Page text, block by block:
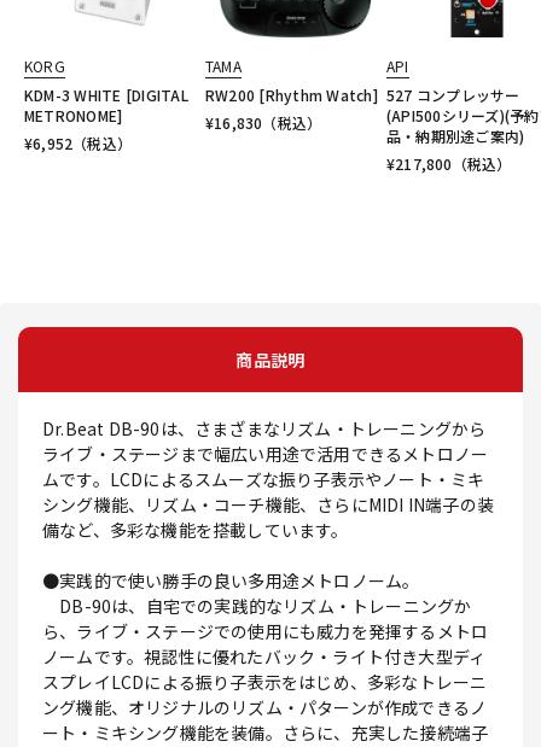
KORG
KDM-3 WHITE [DIGITAL
METRONOME]
¥6,952 （税込）
TAMA
RW200 [Rhythm Watch]
¥16,830 （税込）
API
527 コンプレッサー
(API500シリーズ)(予
品・納期別途ご案内)
¥217,800 （税込）
商品説明
Dr.Beat DB-90は、さまざまなリズム・トレーニングから
ライブ・ステージまで幅広い用途で活用できるメトロノー
ムです。LCDによるスムーズな振り子表示やノート・ミキ
シング機能、リズム・コーチ機能、さらにMIDI IN端子の装
備など、多彩な機能を搭載しています。
●実践的で使い勝手の良い多用途メトロノーム。
DB-90は、自宅での実践的なリズム・トレーニングか
ら、ライブ・ステージでの使用にも威力を発揮するメトロ
ノームです。視認性に優れたバック・ライト付き大型ディ
スプレイLCDによる振り子表示をはじめ、多彩なトレーニ
ング機能、オリジナルのリズム・パターンが作成できるノ
ート・ミキシング機能を装備。さらに、充実した接続端子